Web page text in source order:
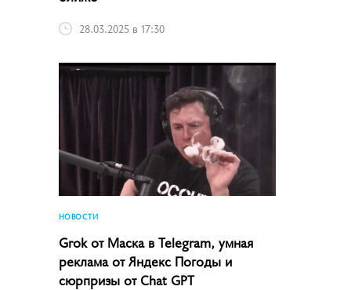
28.03.2025 в 17:30
НОВОСТИ
Grok от Маска в Telegram, умная
реклама от Яндекс Погоды и
сюрпризы от Chat GPT